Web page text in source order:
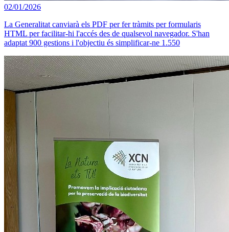
02/01/2026
La Generalitat canviarà els PDF per fer tràmits per formularis
HTML per facilitar-hi l'accés des de qualsevol navegador. S'han
adaptat 900 gestions i l'objectiu és simplificar-ne 1.550